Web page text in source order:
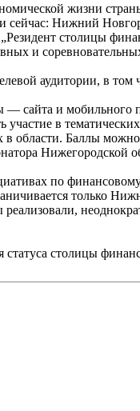
жизни
сейчас: Нижний
столицы
и
аудитории, в
— сайта и
участие в
области. Баллы
Нижегородской
по
только
столицы